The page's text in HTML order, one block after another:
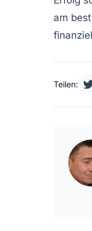
am
Teilen: